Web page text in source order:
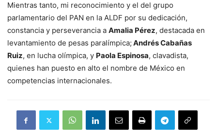
Mientras tanto, mi reconocimiento y el del grupo
parlamentario del PAN en la ALDF por su dedicación,
constancia y perseverancia a Amalia Pérez, destacada en
levantamiento de pesas paralímpica; Andrés Cabañas
Ruiz, en lucha olímpica, y Paola Espinosa, clavadista,
quienes han puesto en alto el nombre de México en
competencias internacionales.